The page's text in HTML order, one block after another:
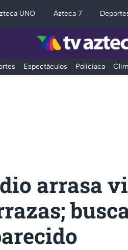
UNO Azteca 7
Espectáculos Policiaca
arrasa